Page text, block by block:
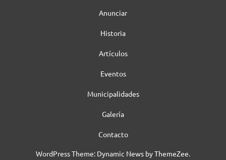
Anunciar
Historia
Artículos
Eventos
Municipalidades
Galería
Contacto
WordPress Theme: Dynamic News by ThemeZee.